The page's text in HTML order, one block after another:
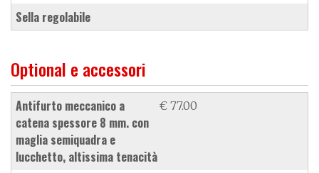
sella regolabile
Optional e accessori
antifurto meccanico a
catena spessore 8 mm. con
maglia semiquadra e
lucchetto, altissima tenacità
€ 77.00